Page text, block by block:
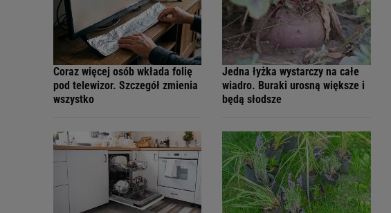
Coraz więcej osób wkłada folię
pod telewizor. Szczegół zmienia
wszystko
Jedna łyżka wystarczy na całe
wiadro. Buraki urosną większe i
będą słodsze